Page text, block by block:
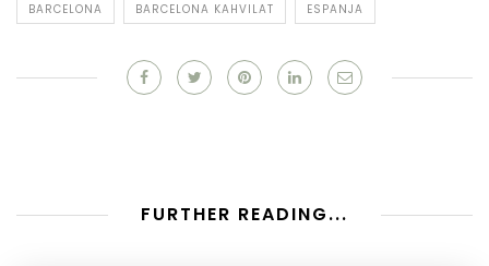
BARCELONA BARCELONA KAHVILAT ESPANJA
FURTHER READING...